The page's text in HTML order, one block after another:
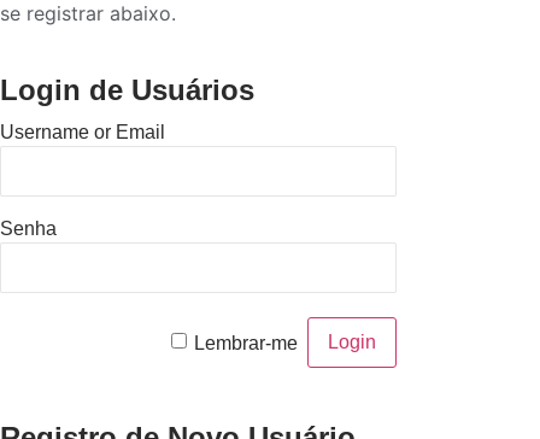
se registrar abaixo.
Login de Usuários
Username or Email
Senha
Lembrar-me